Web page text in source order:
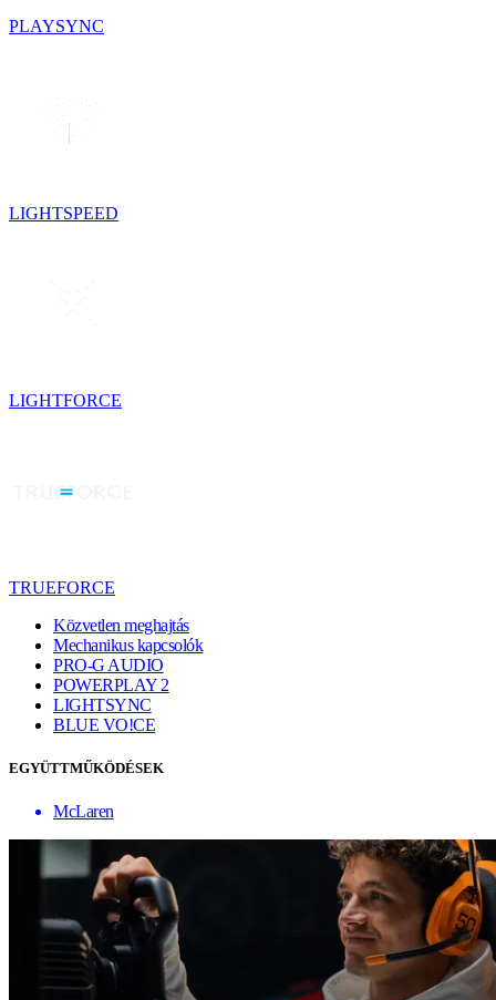
PLAYSYNC
LIGHTSPEED
LIGHTFORCE
TRUEFORCE
Közvetlen meghajtás
Mechanikus kapcsolók
PRO-G AUDIO
POWERPLAY 2
LIGHTSYNC
BLUE VO!CE
EGYÜTTMŰKÖDÉSEK
McLaren